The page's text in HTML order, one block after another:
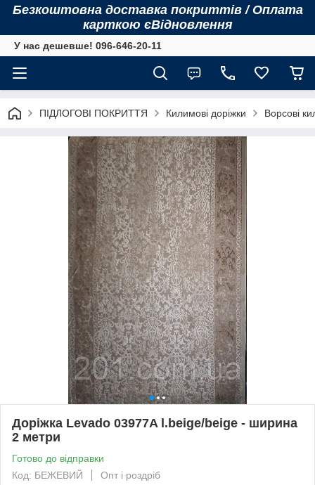
Безкоштовна доставка покриттів / Оплата
карткою єВідновлення
У нас дешевше! 096-646-20-11
ПІДЛОГОВІ ПОКРИТТЯ Килимові доріжки Ворсові
Доріжка Levado 03977A l.beige/beige - ширина
2 метри
Готово до відправки
Код: БЕЖЕВИЙ
Опт і роздріб